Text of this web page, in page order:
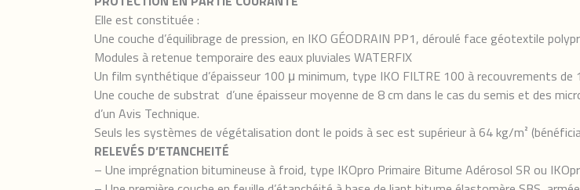
Elle est constituée :
Une couche d’équilibrage de pression, en IKO GÉODRAIN PP1, déroulé face géotextile
Modules à retenue temporaire des eaux pluviales WATERFIX
Un film synthétique d’épaisseur 100 μ minimum, type IKO FILTRE 100 à recouvrements de
Une couche de substrat d’une épaisseur moyenne de 8 cm dans le cas du semis et des
d’un Avis Technique.
Seuls les systèmes de végétalisation dont le poids à sec est supérieur à 64 kg/m²
RELEVÉS D’ETANCHEITÉ
– Une imprégnation bitumineuse à froid, type IKOpro Primaire Bitume Adérosol SR ou